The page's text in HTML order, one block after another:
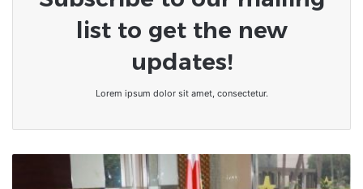
list to get the new
updates!
Lorem ipsum dolor sit amet, consectetur.